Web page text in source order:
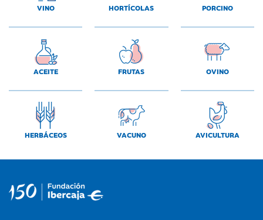
VINO HORTÍCOLAS PORCINO
ACEITE FRUTAS OVINO
HERBÁCEOS VACUNO AVICULTURA